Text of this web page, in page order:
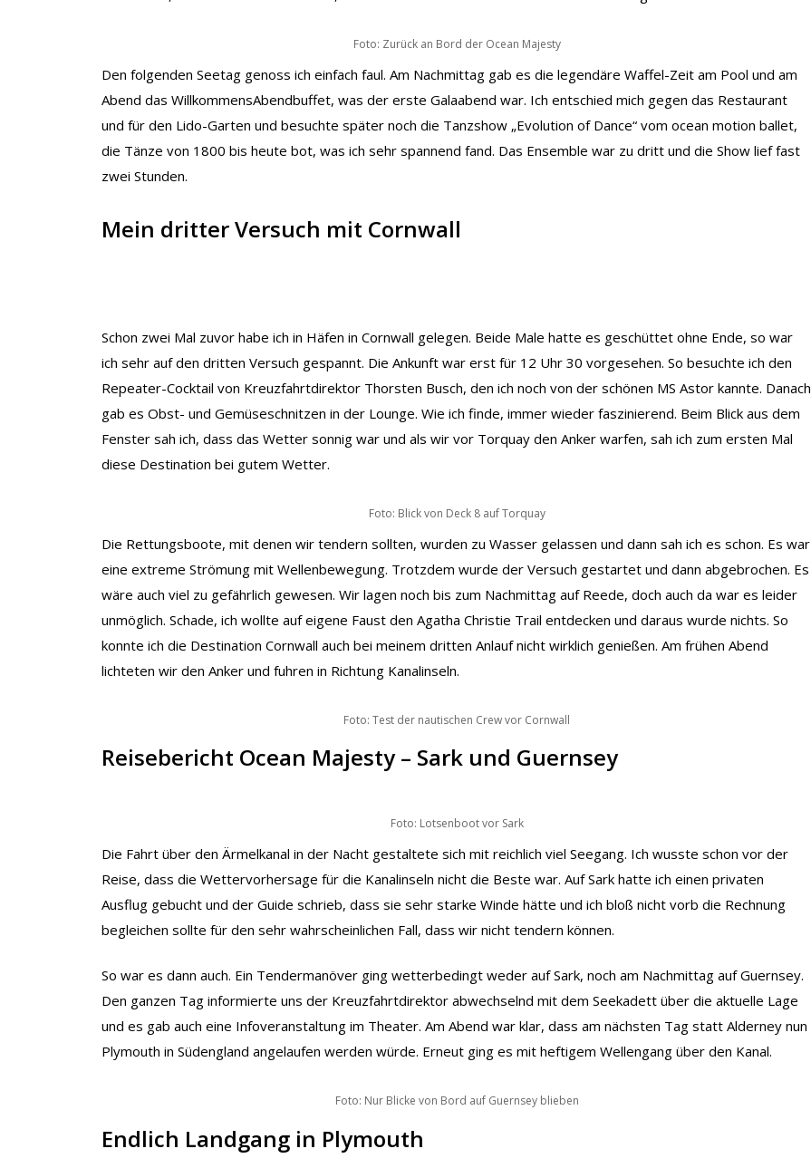
Foto: Zurück an Bord der Ocean Majesty
Den folgenden Seetag genoss ich einfach faul. Am Nachmittag gab es die legendäre Waffel-Zeit am Pool und am
Abend das WillkommensAbendbuffet, was der erste Galaabend war. Ich entschied mich gegen das Restaurant
und für den Lido-Garten und besuchte später noch die Tanzshow „Evolution of Dance“ vom ocean motion ballet,
die Tänze von 1800 bis heute bot, was ich sehr spannend fand. Das Ensemble war zu dritt und die Show lief fast
zwei Stunden.
Mein dritter Versuch mit Cornwall
Schon zwei Mal zuvor habe ich in Häfen in Cornwall gelegen. Beide Male hatte es geschüttet ohne Ende, so war
ich sehr auf den dritten Versuch gespannt. Die Ankunft war erst für 12 Uhr 30 vorgesehen. So besuchte ich den
Repeater-Cocktail von Kreuzfahrtdirektor Thorsten Busch, den ich noch von der schönen MS Astor kannte. Danach
gab es Obst- und Gemüseschnitzen in der Lounge. Wie ich finde, immer wieder faszinierend. Beim Blick aus dem
Fenster sah ich, dass das Wetter sonnig war und als wir vor Torquay den Anker warfen, sah ich zum ersten Mal
diese Destination bei gutem Wetter.
Foto: Blick von Deck 8 auf Torquay
Die Rettungsboote, mit denen wir tendern sollten, wurden zu Wasser gelassen und dann sah ich es schon. Es war
eine extreme Strömung mit Wellenbewegung. Trotzdem wurde der Versuch gestartet und dann abgebrochen. Es
wäre auch viel zu gefährlich gewesen. Wir lagen noch bis zum Nachmittag auf Reede, doch auch da war es leider
unmöglich. Schade, ich wollte auf eigene Faust den Agatha Christie Trail entdecken und daraus wurde nichts. So
konnte ich die Destination Cornwall auch bei meinem dritten Anlauf nicht wirklich genießen. Am frühen Abend
lichteten wir den Anker und fuhren in Richtung Kanalinseln.
Foto: Test der nautischen Crew vor Cornwall
Reisebericht Ocean Majesty – Sark und Guernsey
Foto: Lotsenboot vor Sark
Die Fahrt über den Ärmelkanal in der Nacht gestaltete sich mit reichlich viel Seegang. Ich wusste schon vor der
Reise, dass die Wettervorhersage für die Kanalinseln nicht die Beste war. Auf Sark hatte ich einen privaten
Ausflug gebucht und der Guide schrieb, dass sie sehr starke Winde hätte und ich bloß nicht vorb die Rechnung
begleichen sollte für den sehr wahrscheinlichen Fall, dass wir nicht tendern können.
So war es dann auch. Ein Tendermanöver ging wetterbedingt weder auf Sark, noch am Nachmittag auf Guernsey.
Den ganzen Tag informierte uns der Kreuzfahrtdirektor abwechselnd mit dem Seekadett über die aktuelle Lage
und es gab auch eine Infoveranstaltung im Theater. Am Abend war klar, dass am nächsten Tag statt Alderney nun
Plymouth in Südengland angelaufen werden würde. Erneut ging es mit heftigem Wellengang über den Kanal.
Foto: Nur Blicke von Bord auf Guernsey blieben
Endlich Landgang in Plymouth